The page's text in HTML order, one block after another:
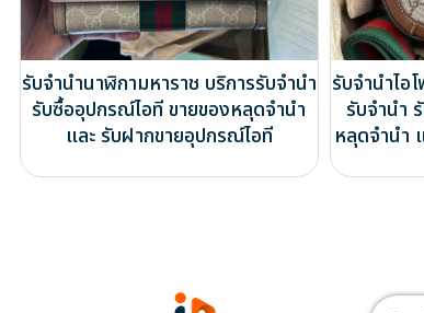
รับจำนำนาฬิกามหาราช บริการรับจำนำ
รับซื้ออุปกรณ์ไอที ขายของหลุดจำนำ
และ รับฝากขายอุปกรณ์ไอที
รับจำนำไอ
รับจำนำ
หลุดจำนำ